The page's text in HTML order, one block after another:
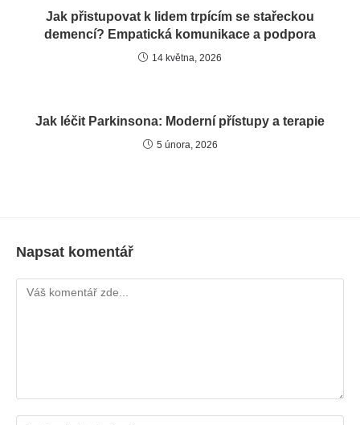
Jak přistupovat k lidem trpícím se stařeckou
demencí? Empatická komunikace a podpora
14 května, 2026
Jak léčit Parkinsona: Moderní přístupy a terapie
5 února, 2026
Napsat komentář